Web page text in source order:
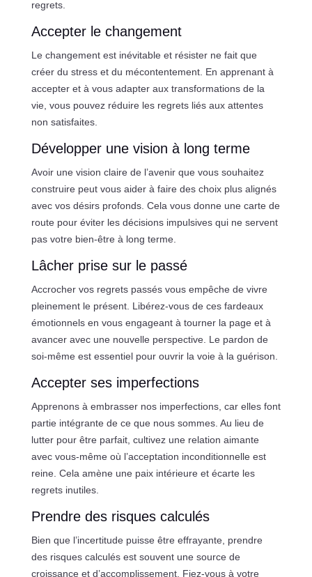
regrets.
Accepter le changement
Le changement est inévitable et résister ne fait que
créer du stress et du mécontentement. En apprenant à
accepter et à vous adapter aux transformations de la
vie, vous pouvez réduire les regrets liés aux attentes
non satisfaites.
Développer une vision à long terme
Avoir une vision claire de l’avenir que vous souhaitez
construire peut vous aider à faire des choix plus alignés
avec vos désirs profonds. Cela vous donne une carte de
route pour éviter les décisions impulsives qui ne servent
pas votre bien-être à long terme.
Lâcher prise sur le passé
Accrocher vos regrets passés vous empêche de vivre
pleinement le présent. Libérez-vous de ces fardeaux
émotionnels en vous engageant à tourner la page et à
avancer avec une nouvelle perspective. Le pardon de
soi-même est essentiel pour ouvrir la voie à la guérison.
Accepter ses imperfections
Apprenons à embrasser nos imperfections, car elles font
partie intégrante de ce que nous sommes. Au lieu de
lutter pour être parfait, cultivez une relation aimante
avec vous-même où l’acceptation inconditionnelle est
reine. Cela amène une paix intérieure et écarte les
regrets inutiles.
Prendre des risques calculés
Bien que l’incertitude puisse être effrayante, prendre
des risques calculés est souvent une source de
croissance et d’accomplissement. Fiez-vous à votre